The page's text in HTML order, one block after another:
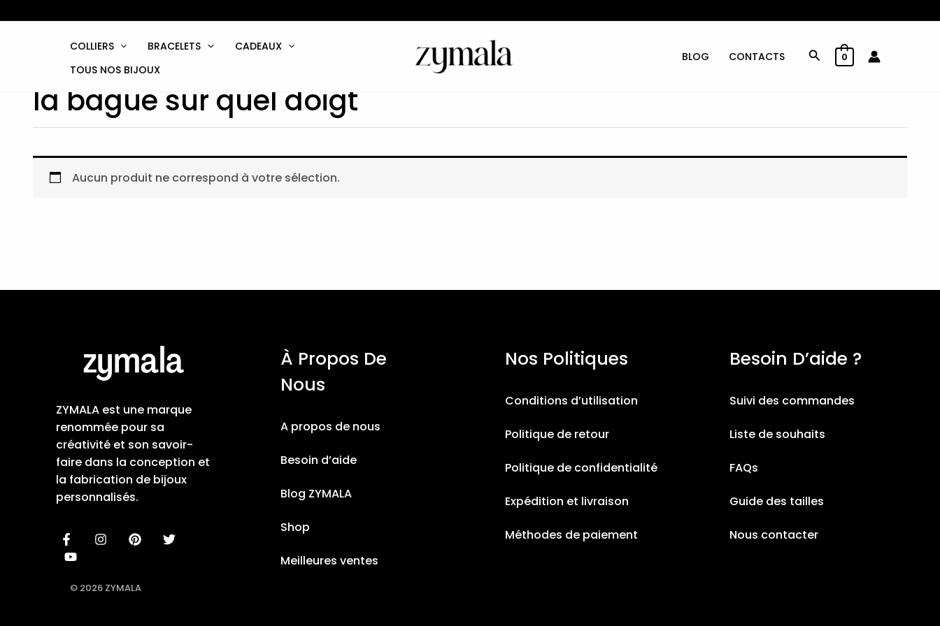
au
COLLIERS BRACELETS
CADEAUX
TOUS NOS BIJOUX
BLOG CONTACTS Rechercher
0
la bague sur quel doigt
Aucun produit ne correspond à votre sélection.
ZYMALA est une marque
renommée pour sa
créativité et son savoir-
faire dans la conception et
la fabrication de bijoux
personnalisés.
© 2026 ZYMALA
À Propos De
Nous
A propos de nous
Besoin d’aide
Blog ZYMALA
Shop
Meilleures ventes
Nos Politiques
Conditions d’utilisation
Politique de retour
Politique de confidentialité
Expédition et livraison
Méthodes de paiement
Besoin D’aide ?
Suivi des commandes
Liste de souhaits
FAQs
Guide des tailles
Nous contacter